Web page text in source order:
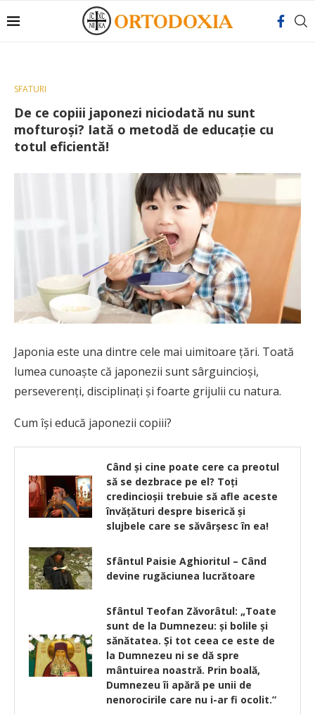
SFATURI
De ce copiii japonezi niciodată nu sunt
mofturoși? Iată o metodă de educație cu
totul eficientă!
Japonia este una dintre cele mai uimitoare țări. Toată
lumea cunoaște că japonezii sunt sârguincioși,
perseverenți, disciplinați și foarte grijulii cu natura.
Cum își educă japonezii copiii?
Când și cine poate cere ca preotul
să se dezbrace pe el? Toți
credincioșii trebuie să afle aceste
învăţături despre biserică şi
slujbele care se săvârşesc în ea!
Sfântul Paisie Aghioritul – Când
devine rugăciunea lucrătoare
Sfântul Teofan Zăvorâtul: „Toate
sunt de la Dumnezeu: și bolile și
sănătatea. Și tot ceea ce este de
la Dumnezeu ni se dă spre
mântuirea noastră. Prin boală,
Dumnezeu îi apără pe unii de
nenorocirile care nu i-ar fi ocolit.”